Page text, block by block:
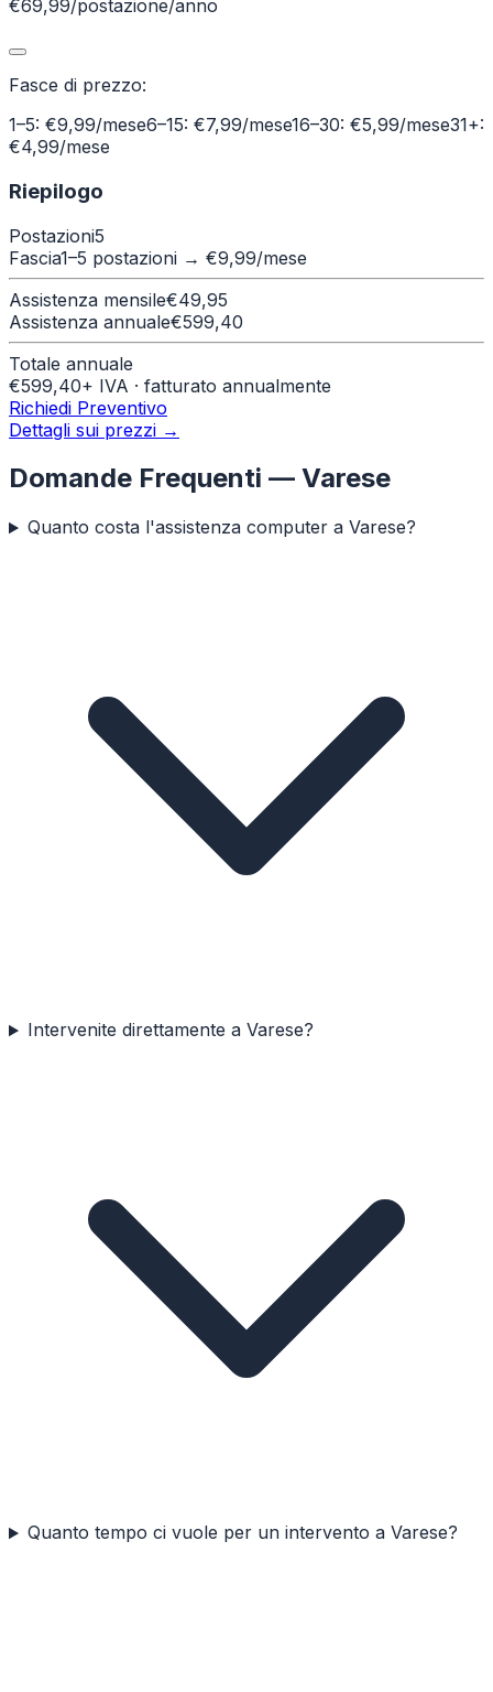
€69,99/postazione/anno
Fasce di prezzo:
1–5: €9,99/mese6–15: €7,99/mese16–30: €5,99/mese31+:
€4,99/mese
Riepilogo
Postazioni5
Fascia1–5 postazioni → €9,99/mese
Assistenza mensile€49,95
Assistenza annuale€599,40
Totale annuale
€599,40+ IVA · fatturato annualmente
Richiedi Preventivo
Dettagli sui prezzi →
Domande Frequenti — Varese
Quanto costa l'assistenza computer a Varese?
Intervenite direttamente a Varese?
Quanto tempo ci vuole per un intervento a Varese?